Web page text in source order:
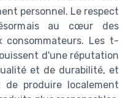
personnel. Le respect
au cœur des
consommateurs. Les t-
d'une réputation
et de durabilité, et
de produire localement